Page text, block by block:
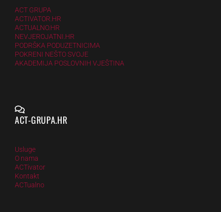
ACT GRUPA
ACTIVATOR.HR
ACTUALNO.HR
NEVJEROJATNI.HR
PODRŠKA PODUZETNICIMA
POKRENI NEŠTO SVOJE
AKADEMIJA POSLOVNIH VJEŠTINA
ACT-GRUPA.HR
Usluge
O nama
ACTivator
Kontakt
ACTualno